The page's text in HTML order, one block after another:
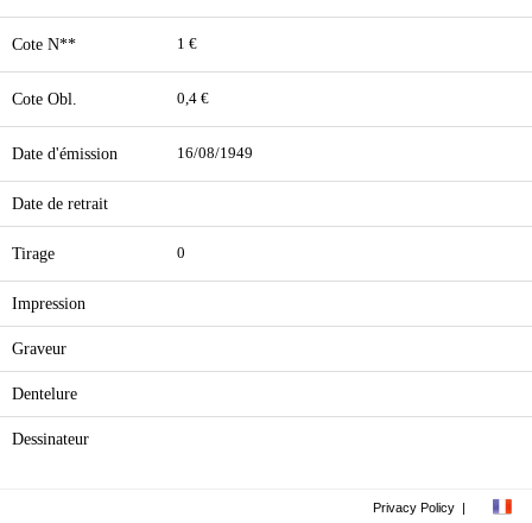
Cote N** 1 €
Cote Obl. 0,4 €
Date d'émission 16/08/1949
Date de retrait
Tirage 0
Impression
Graveur
Dentelure
Dessinateur
Privacy Policy |